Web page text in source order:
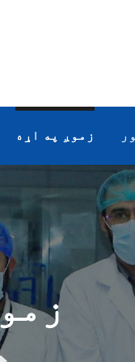
زموږ په اړه